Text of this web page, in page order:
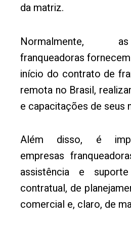
da matriz.
Normalmente,
franqueadoras
início do contrato de
remota no Brasil,
e capacitações de seus
Além disso, é
empresas
assistência e
contratual, de
comercial e, claro, de